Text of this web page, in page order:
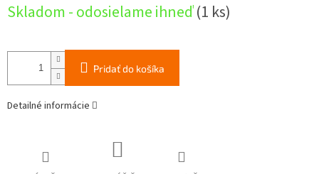
cena:
Skladom - odosielame ihneď(1 ks)
Pridať do košíka
Detailné informácie